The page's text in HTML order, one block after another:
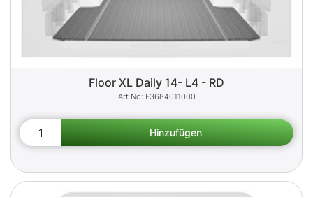
Floor XL Daily 14- L4 - RD
F3684011000